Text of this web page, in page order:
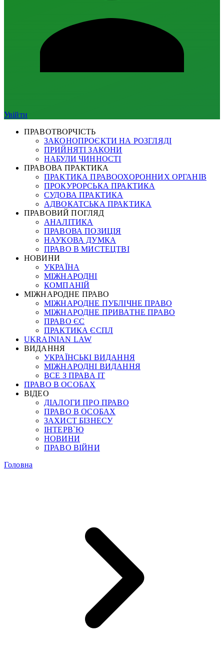
Увійти
ПРАВОТВОРЧІСТЬ
ЗАКОНОПРОЄКТИ НА РОЗГЛЯДІ
ПРИЙНЯТІ ЗАКОНИ
НАБУЛИ ЧИННОСТІ
ПРАВОВА ПРАКТИКА
ПРАКТИКА ПРАВООХОРОННИХ ОРГАНІВ
ПРОКУРОРСЬКА ПРАКТИКА
СУДОВА ПРАКТИКА
АДВОКАТСЬКА ПРАКТИКА
ПРАВОВИЙ ПОГЛЯД
АНАЛІТИКА
ПРАВОВА ПОЗИЦІЯ
НАУКОВА ДУМКА
ПРАВО В МИСТЕЦТВІ
НОВИНИ
УКРАЇНА
МІЖНАРОДНІ
КОМПАНІЙ
МІЖНАРОДНЕ ПРАВО
МІЖНАРОДНЕ ПУБЛІЧНЕ ПРАВО
МІЖНАРОДНЕ ПРИВАТНЕ ПРАВО
ПРАВО ЄС
ПРАКТИКА ЄСПЛ
UKRAINIAN LAW
ВИДАННЯ
УКРАЇНСЬКІ ВИДАННЯ
МІЖНАРОДНІ ВИДАННЯ
ВСЕ З ПРАВА ІТ
ПРАВО В ОСОБАХ
ВІДЕО
ДІАЛОГИ ПРО ПРАВО
ПРАВО В ОСОБАХ
ЗАХИСТ БІЗНЕСУ
ІНТЕРВ`Ю
НОВИНИ
ПРАВО ВІЙНИ
Головна